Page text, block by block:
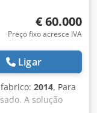
€ 60.000
Preço fixo acresce IVA
Ligar
2014, Para
A solução